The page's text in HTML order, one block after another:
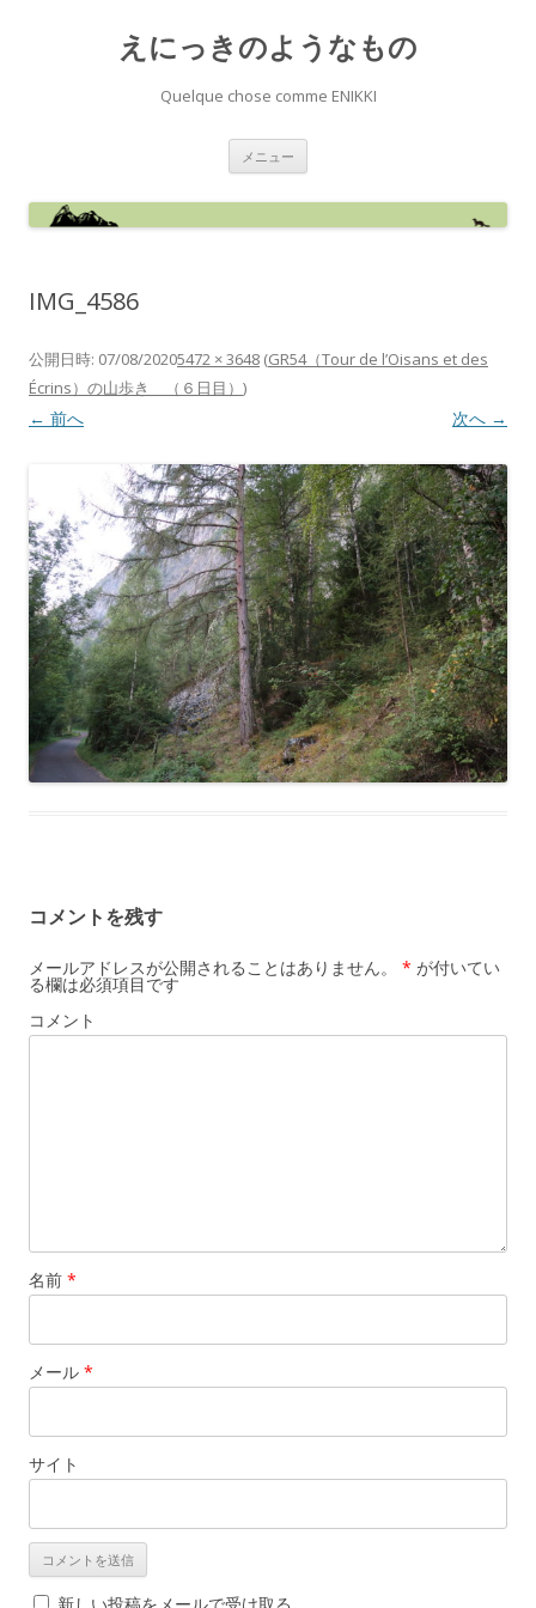
えにっきのようなもの
Quelque chose comme ENIKKI
メニュー
ン
へ
IMG_4586
公開日時: 07/08/20205472 × 3648 (GR54（Tour de l’Oisans et des
Écrins）の山歩き （６日目） )
← 前へ 次へ →
コメントを残す
メールアドレスが公開されることはありません。 * が付いてい
る欄は必須項目です
コメント
名前 *
メール *
サイト